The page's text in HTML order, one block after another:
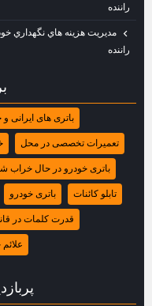
راننده
مديريت هزينه‌ هاي نگهداري
راننده
باتری‌ های ایرانی و
تعمیرات تخصصی در محل
باتری خودرو در حال خراب
تابلو کائنات باتری خودرو
قدرت کلمات در
علائم